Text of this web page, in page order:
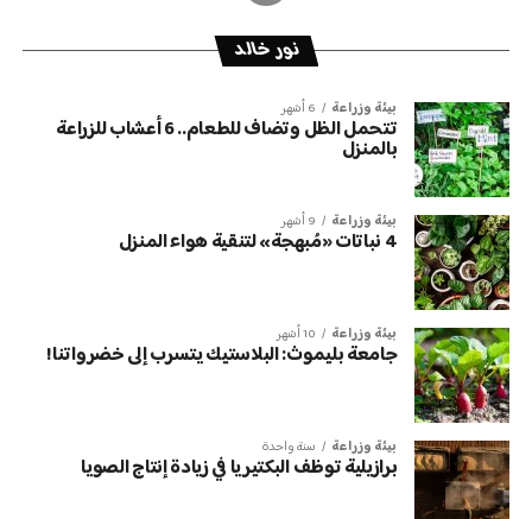
نور خالد
بيئة وزراعة 6 أشهر
تتحمل الظل وتضاف للطعام.. 6 أعشاب للزراعة
بالمنزل
بيئة وزراعة 9 أشهر
4 نباتات «مُبهجة» لتنقية هواء المنزل
بيئة وزراعة 10 أشهر
جامعة بليموث: البلاستيك يتسرب إلى خضرواتنا!
بيئة وزراعة سنة واحدة
برازيلية توظف البكتيريا في زيادة إنتاج الصويا